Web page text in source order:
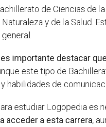
de Ciencias de
y de la Salud.
es importante destacar
este tipo de
habilidades de
estudiar Logopedia es
acceder a esta carrera,